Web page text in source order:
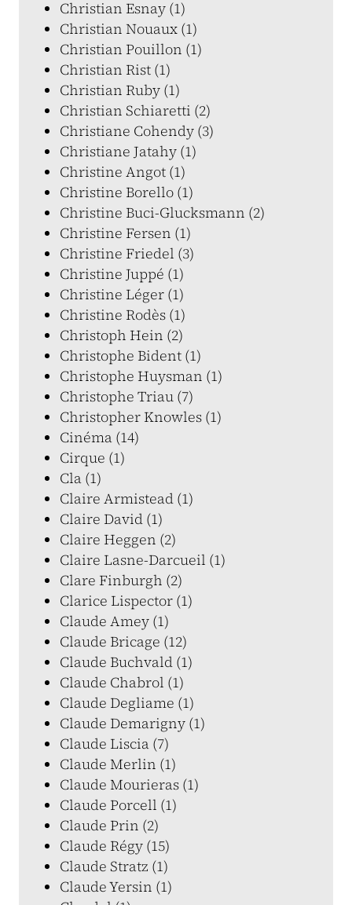
Christian Esnay (1)
Christian Nouaux (1)
Christian Pouillon (1)
Christian Rist (1)
Christian Ruby (1)
Christian Schiaretti (2)
Christiane Cohendy (3)
Christiane Jatahy (1)
Christine Angot (1)
Christine Borello (1)
Christine Buci-Glucksmann (2)
Christine Fersen (1)
Christine Friedel (3)
Christine Juppé (1)
Christine Léger (1)
Christine Rodès (1)
Christoph Hein (2)
Christophe Bident (1)
Christophe Huysman (1)
Christophe Triau (7)
Christopher Knowles (1)
Cinéma (14)
Cirque (1)
Cla (1)
Claire Armistead (1)
Claire David (1)
Claire Heggen (2)
Claire Lasne-Darcueil (1)
Clare Finburgh (2)
Clarice Lispector (1)
Claude Amey (1)
Claude Bricage (12)
Claude Buchvald (1)
Claude Chabrol (1)
Claude Degliame (1)
Claude Demarigny (1)
Claude Liscia (7)
Claude Merlin (1)
Claude Mourieras (1)
Claude Porcell (1)
Claude Prin (2)
Claude Régy (15)
Claude Stratz (1)
Claude Yersin (1)